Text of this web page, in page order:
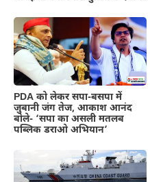
PDA को लेकर सपा-बसपा में
जुबानी जंग तेज, आकाश आनंद
बोले- ‘सपा का असली मतलब
पब्लिक डराओ अभियान’